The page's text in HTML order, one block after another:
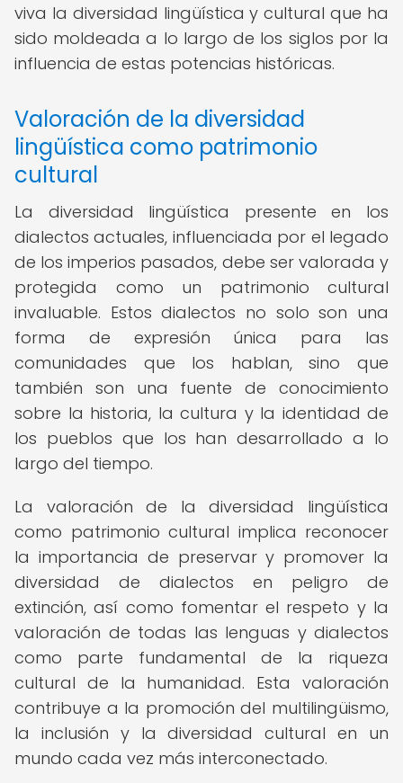
viva la diversidad lingüística y cultural que ha
sido moldeada a lo largo de los siglos por la
influencia de estas potencias históricas.
Valoración de la diversidad
lingüística como patrimonio
cultural
La diversidad lingüística presente en los
dialectos actuales, influenciada por el legado
de los imperios pasados, debe ser valorada y
protegida como un patrimonio cultural
invaluable. Estos dialectos no solo son una
forma de expresión única para las
comunidades que los hablan, sino que
también son una fuente de conocimiento
sobre la historia, la cultura y la identidad de
los pueblos que los han desarrollado a lo
largo del tiempo.
La valoración de la diversidad lingüística
como patrimonio cultural implica reconocer
la importancia de preservar y promover la
diversidad de dialectos en peligro de
extinción, así como fomentar el respeto y la
valoración de todas las lenguas y dialectos
como parte fundamental de la riqueza
cultural de la humanidad. Esta valoración
contribuye a la promoción del multilingüismo,
la inclusión y la diversidad cultural en un
mundo cada vez más interconectado.